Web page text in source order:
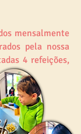
mensalmente
pela nossa
4 refeições,